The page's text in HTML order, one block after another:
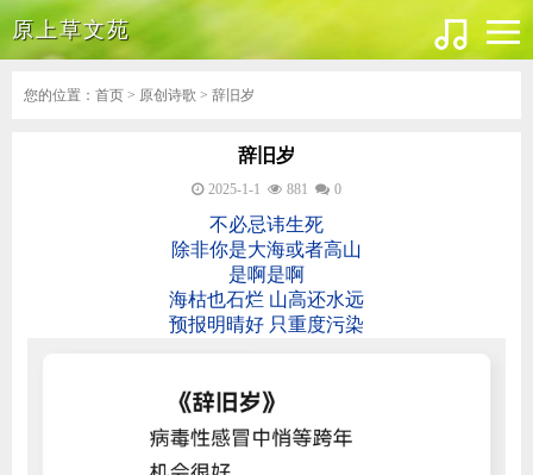
原上草文苑
您的位置： 首页 > 原创诗歌 > 辞旧岁
辞旧岁
2025-1-1 881 0
不必忌讳生死
除非你是大海或者高山
是啊是啊
海枯也石烂 山高还水远
预报明晴好 只重度污染